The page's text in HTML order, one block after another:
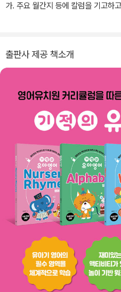
가. 주요 월간지 등에 칼럼을 기고하
엄마표 영어 교육에 주력하고 있다.
출판사 제공 책소개